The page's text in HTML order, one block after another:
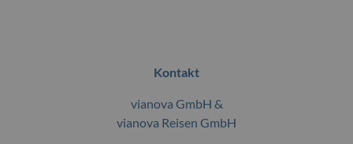
Kontakt
vianova GmbH &
vianova Reisen GmbH